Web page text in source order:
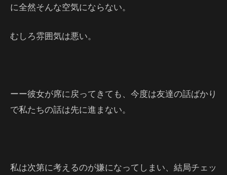
に全然そんな空気にならない。
むしろ雰囲気は悪い。
ーー彼女が席に戻ってきても、今度は友達の話ばかり
で私たちの話は先に進まない。
私は次第に考えるのが嫌になってしまい、結局チェッ